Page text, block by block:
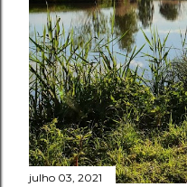
julho 03, 2021